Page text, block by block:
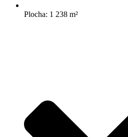
Plocha: 1 238 m²